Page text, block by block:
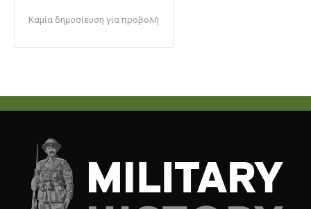
Καμία δημοσίευση για προβολή